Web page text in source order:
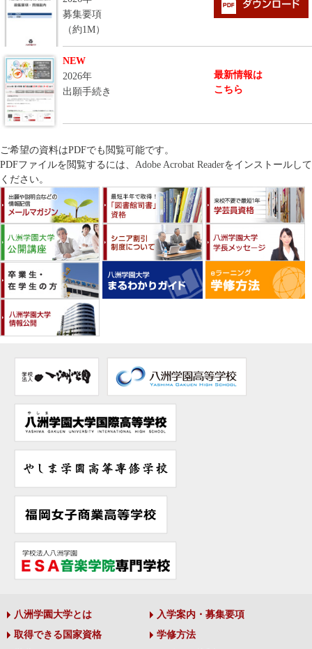
募集要項
（約1M）
NEW
2026年
出願手続き
最新情報は
こちら
ご希望の資料はPDFでも閲覧可能です。
PDFファイルを閲覧するには、 Adobe Acrobat Readerをインストールして
ください。
八洲学園大学とは
入学案内・募集要項
取得できる国家資格
学修方法